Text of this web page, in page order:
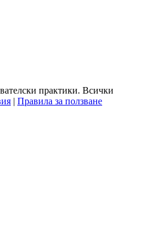
практики. Всички
| Правила за ползване